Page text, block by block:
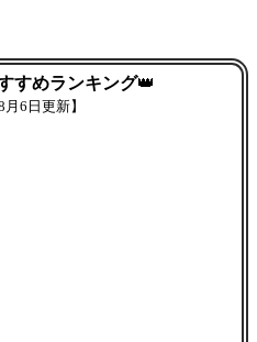
すめランキング👑
6日更新】